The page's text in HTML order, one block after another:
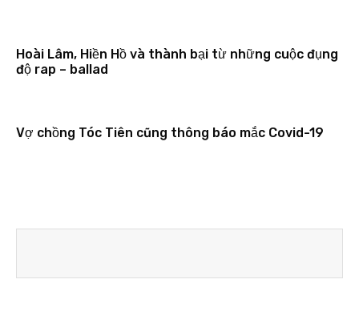
Hoài Lâm, Hiền Hồ và thành bại từ những cuộc đụng
độ rap – ballad
Vợ chồng Tóc Tiên cũng thông báo mắc Covid-19